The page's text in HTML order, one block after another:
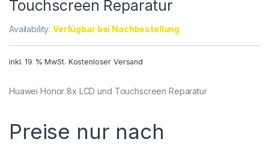
Touchscreen Reparatur
Availability:Verfügbar bei Nachbestellung
inkl. 19 % MwSt. Kostenloser Versand
Huawei Honor 8x LCD und Touchscreen Reparatur
Preise nur nach